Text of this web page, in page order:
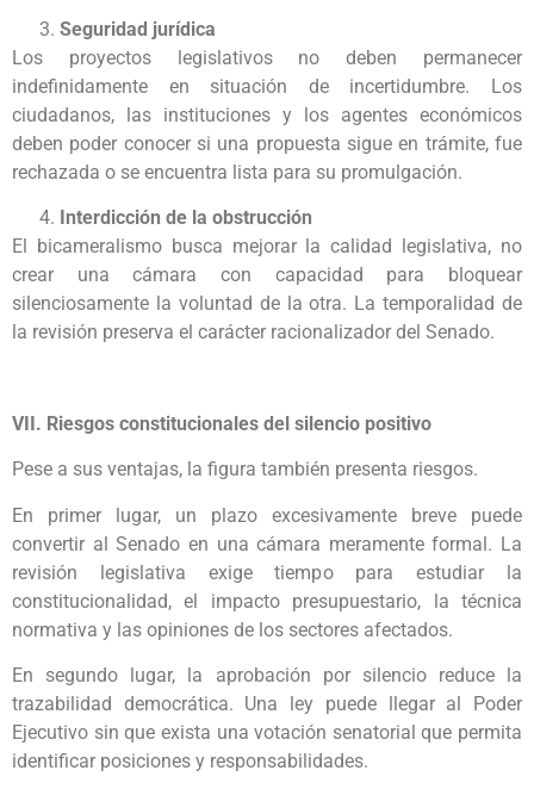
Seguridad jurídica
Los proyectos legislativos no deben permanecer
indefinidamente en situación de incertidumbre. Los
ciudadanos, las instituciones y los agentes económicos
deben poder conocer si una propuesta sigue en trámite, fue
rechazada o se encuentra lista para su promulgación.
Interdicción de la obstrucción
El bicameralismo busca mejorar la calidad legislativa, no
crear una cámara con capacidad para bloquear
silenciosamente la voluntad de la otra. La temporalidad de
la revisión preserva el carácter racionalizador del Senado.
VII. Riesgos constitucionales del silencio positivo
Pese a sus ventajas, la figura también presenta riesgos.
En primer lugar, un plazo excesivamente breve puede
convertir al Senado en una cámara meramente formal. La
revisión legislativa exige tiempo para estudiar la
constitucionalidad, el impacto presupuestario, la técnica
normativa y las opiniones de los sectores afectados.
En segundo lugar, la aprobación por silencio reduce la
trazabilidad democrática. Una ley puede llegar al Poder
Ejecutivo sin que exista una votación senatorial que permita
identificar posiciones y responsabilidades.